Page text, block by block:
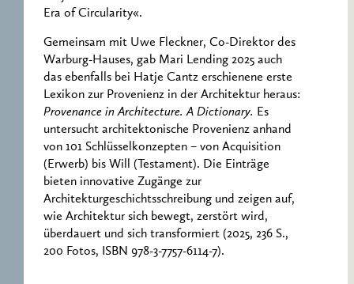
Era of Circularity«.
Gemeinsam mit Uwe Fleckner, Co-Direktor des
Warburg-Hauses, gab Mari Lending 2025 auch
das ebenfalls bei Hatje Cantz erschienene erste
Lexikon zur Provenienz in der Architektur heraus:
Provenance in Architecture. A Dictionary. Es
untersucht architektonische Provenienz anhand
von 101 Schlüsselkonzepten – von Acquisition
(Erwerb) bis Will (Testament). Die Einträge
bieten innovative Zugänge zur
Architekturgeschichtsschreibung und zeigen auf,
wie Architektur sich bewegt, zerstört wird,
überdauert und sich transformiert (2025, 236 S.,
200 Fotos, ISBN 978-3-7757-6114-7).